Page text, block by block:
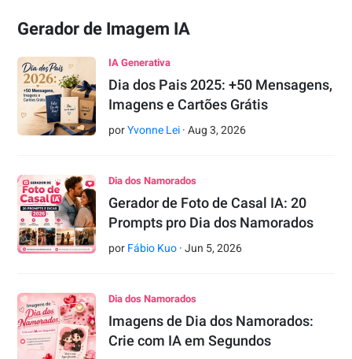
Gerador de Imagem IA
IA Generativa
Dia dos Pais 2025: +50 Mensagens,
Imagens e Cartões Grátis
porYvonne Lei ·Aug 3,2026
Dia dos Namorados
Gerador de Foto de Casal IA: 20
Prompts pro Dia dos Namorados
por Fábio Kuo ·Jun 5,2026
Dia dos Namorados
Imagens de Dia dos Namorados:
Crie com IA em Segundos